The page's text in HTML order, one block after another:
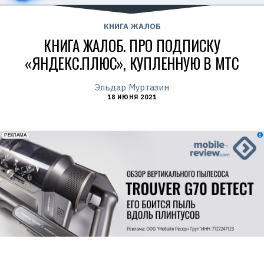
КНИГА ЖАЛОБ
КНИГА ЖАЛОБ. ПРО ПОДПИСКУ
«ЯНДЕКС.ПЛЮС», КУПЛЕННУЮ В МТС
Эльдар Муртазин
18 ИЮНЯ 2021
erid: 2VfnxxmNzs5
РЕКЛАМА